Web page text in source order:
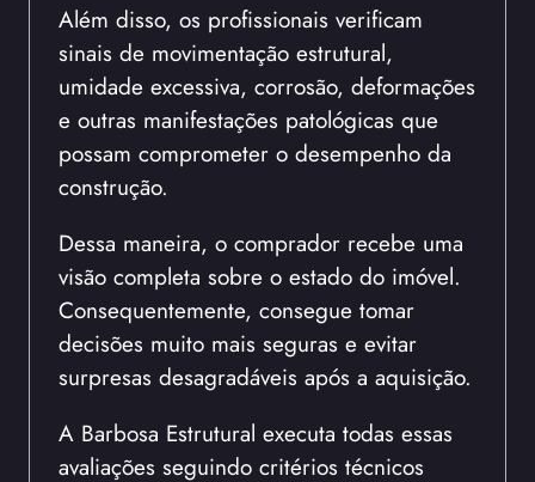
Além disso, os profissionais verificam
sinais de movimentação estrutural,
umidade excessiva, corrosão, deformações
e outras manifestações patológicas que
possam comprometer o desempenho da
construção.
Dessa maneira, o comprador recebe uma
visão completa sobre o estado do imóvel.
Consequentemente, consegue tomar
decisões muito mais seguras e evitar
surpresas desagradáveis após a aquisição.
A Barbosa Estrutural executa todas essas
avaliações seguindo critérios técnicos